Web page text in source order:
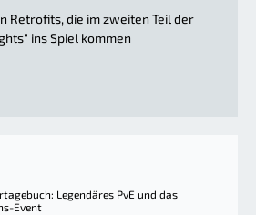
Retrofits, die im zweiten Teil der
ins Spiel kommen
Legendäres PvE und das
Event